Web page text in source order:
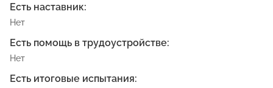
Есть наставник:
Нет
Есть помощь в трудоустройстве:
Нет
Есть итоговые испытания: